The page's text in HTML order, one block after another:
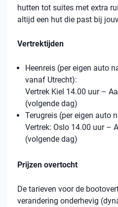
hutten tot suites met extra
altijd een hut die past bij
Vertrektijden
Heenreis (per eigen auto
vanaf Utrecht):
Vertrek Kiel 14.00 uur –
(volgende dag)
Terugreis (per eigen auto
Vertrek: Oslo 14.00 uur –
(volgende dag)
Prijzen overtocht
De tarieven voor de
verandering onderhevig